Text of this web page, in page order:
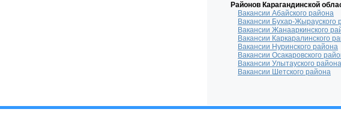
Районов Карагандинской
Вакансии Абайского района
Вакансии Бухар-Жырауского
Вакансии Жанааркинского
Вакансии Каркаралинского
Вакансии Нуринского района
Вакансии Осакаровского
Вакансии Улытауского района
Вакансии Шетского района